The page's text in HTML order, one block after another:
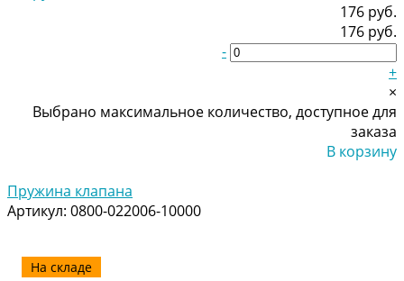
176 руб.
176 руб.
-
+
×
Выбрано максимальное количество, доступное для
заказа
В корзину
Пружина клапана
Артикул: 0800-022006-10000
На складе